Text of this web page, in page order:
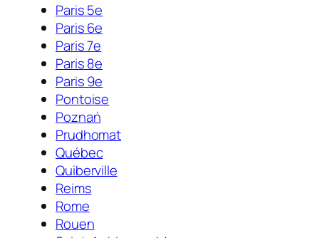
Paris 5e
Paris 6e
Paris 7e
Paris 8e
Paris 9e
Pontoise
Poznań
Prudhomat
Québec
Quiberville
Reims
Rome
Rouen